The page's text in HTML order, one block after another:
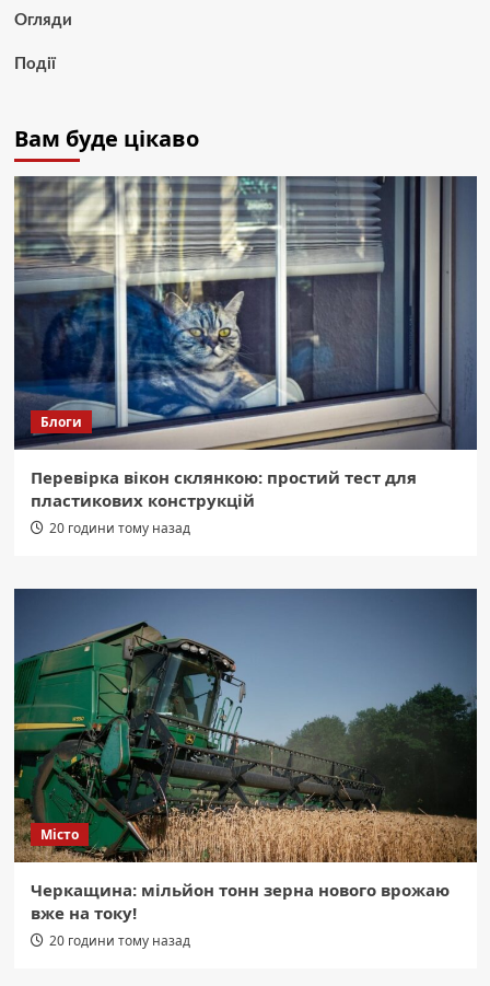
Огляди
Події
Вам буде цікаво
Блоги
Перевірка вікон склянкою: простий тест для
пластикових конструкцій
20 години тому назад
Місто
Черкащина: мільйон тонн зерна нового врожаю
вже на току!
20 години тому назад